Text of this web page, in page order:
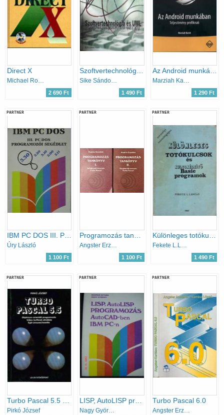
Direct X
Michael Root; James Boer
2 690 Ft
Sike Sándor; Varga László
1 490 Ft
Marziah Karch
1 290 Ft
PARTNER
IBM PC DOS III. PC DOS programozói segédlet
Úry László
1 100 Ft
PARTNER
Programozás tankönyv I-II. - Struktúrált tervezés Turbo Pascal
Angster Erzsébet
1 100 Ft
PARTNER
Különleges totókulcsok és kulcskészítő Basic programok
Fekete L.László
1 490 Ft
PARTNER
Pirkó József
PARTNER
Nagy György Maczkó István
PARTNER
Turbo Pascal 6.0
Angster Erzsébet